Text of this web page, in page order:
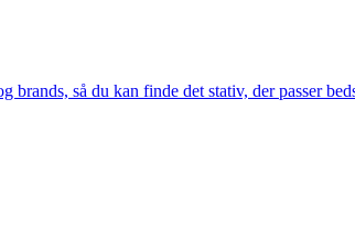
så du kan finde det stativ, der passer